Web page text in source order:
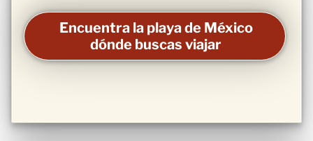
Encuentra la playa de México
dónde buscas viajar